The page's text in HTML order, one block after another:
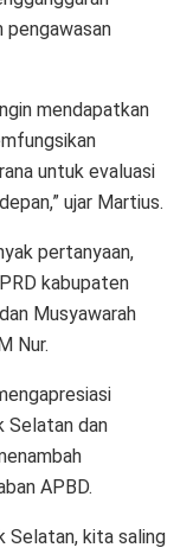
pengawasan
mendapatkan
untuk evaluasi
ujar Martius.
pertanyaan,
kabupaten
Musyawarah
Nur.
Selatan dan
APBD.
Selatan, kita saling